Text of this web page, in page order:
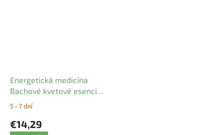
Energetická medicína
Bachové kvetové esencie:
Katarína Michel
5 - 7 dní
€14,29